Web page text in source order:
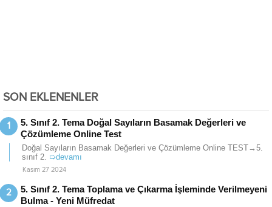
SON EKLENENLER
5. Sınıf 2. Tema Doğal Sayıların Basamak Değerleri ve
Çözümleme Online Test
Doğal Sayıların Basamak Değerleri ve Çözümleme Online TEST→5.
sınıf 2. ➯devamı
Kasım 27 2024
5. Sınıf 2. Tema Toplama ve Çıkarma İşleminde Verilmeyeni
Bulma - Yeni Müfredat